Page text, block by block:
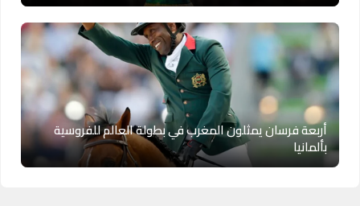
أربعة فرسان يمثلون المغرب في بطولة العالم للفروسية
بألمانيا